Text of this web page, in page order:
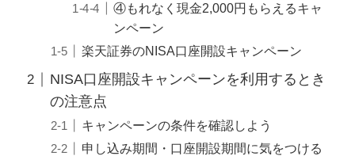
④もれなく現金2,000円もらえるキャ
ンペーン
楽天証券のNISA口座開設キャンペーン
NISA口座開設キャンペーンを利用するとき
の注意点
キャンペーンの条件を確認しよう
申し込み期間・口座開設期間に気をつける